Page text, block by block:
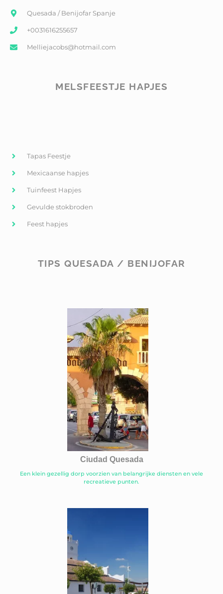
Quesada / Benijofar Spanje
+0031616255657
Melliejacobs@hotmail.com
MELSFEESTJE HAPJES
Tapas Feestje
Mexicaanse hapjes
Tuinfeest Hapjes
Gevulde stokbroden
Feest hapjes
TIPS QUESADA / BENIJOFAR
Ciudad Quesada
Een klein gezellig dorp voorzien van belangrijke diensten en vele
recreatieve punten.